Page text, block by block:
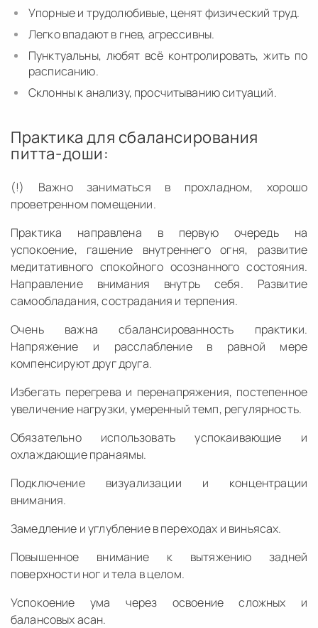
Упорные и трудолюбивые, ценят физический труд.
Легко впадают в гнев, агрессивны.
Пунктуальны, любят всё контролировать, жить по
расписанию.
Склонны к анализу, просчитыванию ситуаций.
Практика для сбалансирования
питта-доши:
(!) Важно заниматься в прохладном, хорошо
проветренном помещении.
Практика направлена в первую очередь на
успокоение, гашение внутреннего огня, развитие
медитативного спокойного осознанного состояния.
Направление внимания внутрь себя. Развитие
самообладания, сострадания и терпения.
Очень важна сбалансированность практики.
Напряжение и расслабление в равной мере
компенсируют друг друга.
Избегать перегрева и перенапряжения, постепенное
увеличение нагрузки, умеренный темп, регулярность.
Обязательно использовать успокаивающие и
охлаждающие пранаямы.
Подключение визуализации и концентрации
внимания.
Замедление и углубление в переходах и виньясах.
Повышенное внимание к вытяжению задней
поверхности ног и тела в целом.
Успокоение ума через освоение сложных и
балансовых асан.